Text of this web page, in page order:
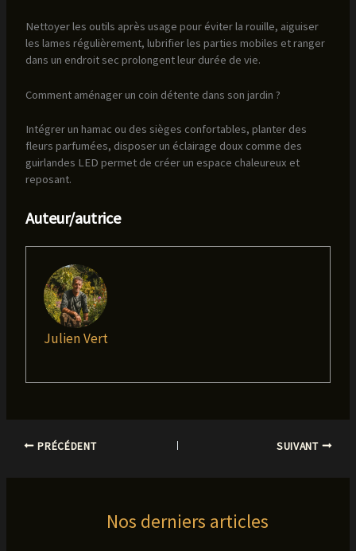
Nettoyer les outils après usage pour éviter la rouille, aiguiser
les lames régulièrement, lubrifier les parties mobiles et ranger
dans un endroit sec prolongent leur durée de vie.
Comment aménager un coin détente dans son jardin ?
Intégrer un hamac ou des sièges confortables, planter des
fleurs parfumées, disposer un éclairage doux comme des
guirlandes LED permet de créer un espace chaleureux et
reposant.
Auteur/autrice
Julien Vert
PRÉCÉDENT SUIVANT
Nos derniers articles